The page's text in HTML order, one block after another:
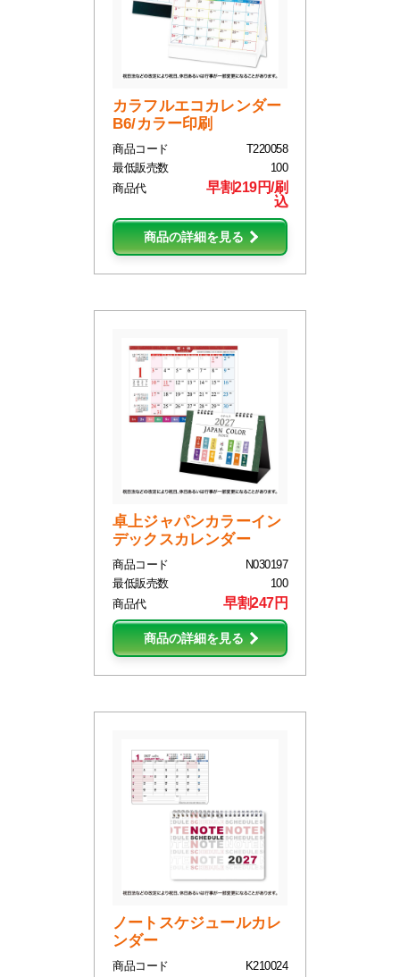
カラフルエコカレンダー
B6/カラー印刷
商品コード
T220058
最低販売数
100
商品代
早割219円/刷
込
商品の詳細を見る
卓上ジャパンカラーイン
デックスカレンダー
商品コード
N030197
最低販売数
100
商品代
早割247円
商品の詳細を見る
ノートスケジュールカレ
ンダー
商品コード
K210024